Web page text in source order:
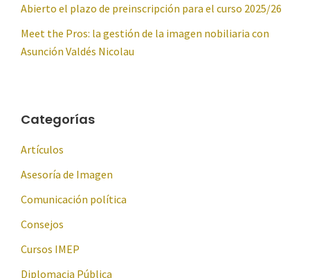
Abierto el plazo de preinscripción para el curso 2025/26
Meet the Pros: la gestión de la imagen nobiliaria con
Asunción Valdés Nicolau
Categorías
Artículos
Asesoría de Imagen
Comunicación política
Consejos
Cursos IMEP
Diplomacia Pública